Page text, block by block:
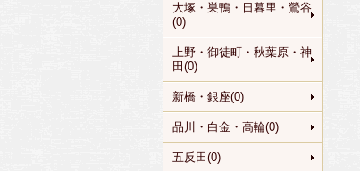
大塚・巣鴨・日暮里・鶯谷
(0)
上野・御徒町・秋葉原・神
田(0)
新橋・銀座(0)
品川・白金・高輪(0)
五反田(0)